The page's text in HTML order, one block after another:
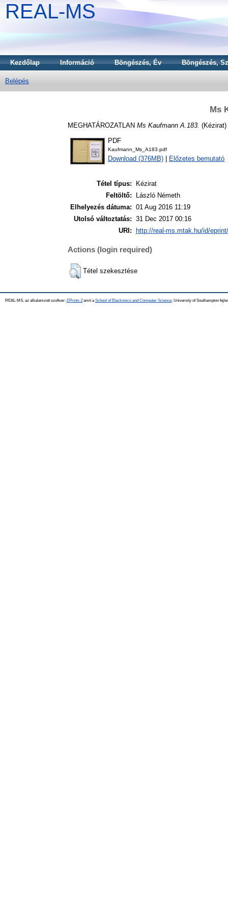
REAL-MS
Kezdőlap Információ Böngészés, Év Böngészés,
Belépés
Ms
MEGHATÁROZATLAN Ms Kaufmann A.183. (Kézirat)
PDF
Kaufmann_Ms_A183.pdf
Download (376MB) Előzetes bemutató
Tétel típus:
Kézirat
Feltöltő:
László Németh
Elhelyezés dátuma: 01 Aug 2016 11:19
Utolsó változtatás: 31 Dec 2017 00:16
URI:
http://real-ms.mtak.hu/id/
Actions (login required)
Tétel szekesztése
REAL-MS, az alkalamzott szoftver: EPrints 3amit a School of Electronics and Computer Science , University of Southampton